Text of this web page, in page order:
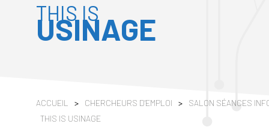
THIS IS
USINAGE
ACCUEIL > CHERCHEURS D'EMPLOI >
SALON SÉANCES
THIS IS USINAGE